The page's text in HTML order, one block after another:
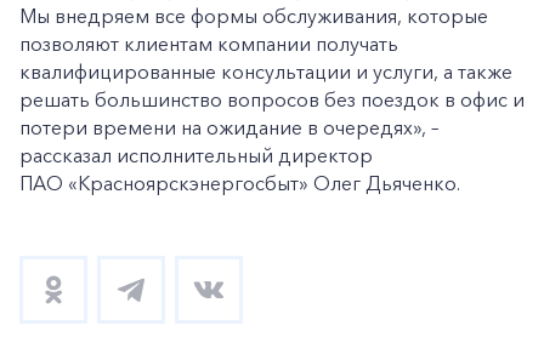
Мы внедряем все формы обслуживания, которые
позволяют клиентам компании получать
квалифицированные консультации и услуги, а также
решать большинство вопросов без поездок в офис и
потери времени на ожидание в очередях», –
рассказал исполнительный директор
ПАО «Красноярскэнергосбыт» Олег Дьяченко.